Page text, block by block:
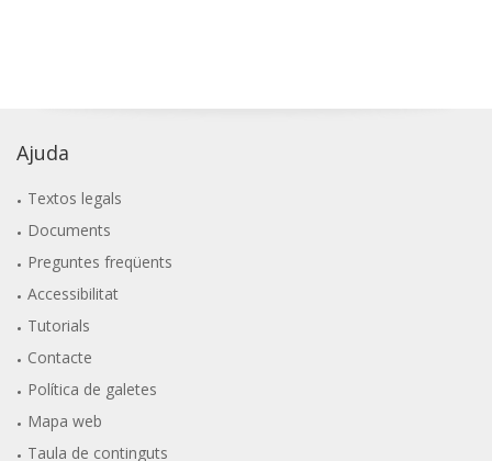
Ajuda
Textos legals
Documents
Preguntes freqüents
Accessibilitat
Tutorials
Contacte
Política de galetes
Mapa web
Taula de continguts